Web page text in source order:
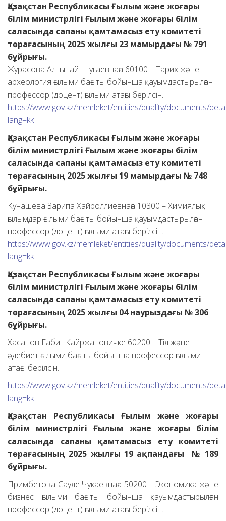
Қазақстан Республикасы Ғылым және жоғары
білім министрлігі Ғылым және жоғары білім
саласында сапаны қамтамасыз ету комитеті
төрағасының 2025 жылғы 23 мамырдағы № 791
бұйрығы.
Журасова Алтынай Шугаевнаға 60100 – Тарих және
археология ғылыми бағыты бойынша қауымдастырылған
профессор (доцент) ғылыми атағы берілсін.
https://www.gov.kz/memleket/entities/quality/documents/
lang=kk
Қазақстан Республикасы Ғылым және жоғары
білім министрлігі Ғылым және жоғары білім
саласында сапаны қамтамасыз ету комитеті
төрағасының 2025 жылғы 19 мамырдағы № 748
бұйрығы.
Кунашева Зарипа Хайроллиевнаға 10300 – Химиялық
ғылымдар ғылыми бағыты бойынша қауымдастырылған
профессор (доцент) ғылыми атағы берілсін.
https://www.gov.kz/memleket/entities/quality/documents/
lang=kk
Қазақстан Республикасы Ғылым және жоғары
білім министрлігі Ғылым және жоғары білім
саласында сапаны қамтамасыз ету комитеті
төрағасының 2025 жылғы 04 наурыздағы № 306
бұйрығы.
Хасанов Габит Кайржановичке 60200 – Тіл және
әдебиет ғылыми бағыты бойынша профессор ғылыми
атағы берілсін.
https://www.gov.kz/memleket/entities/quality/documents/
lang=kk
Қазақстан Республикасы Ғылым және жоғары
білім министрлігі Ғылым және жоғары білім
саласында сапаны қамтамасыз ету комитеті
төрағасының 2025 жылғы 19 ақпандағы № 189
бұйрығы.
Примбетова Сауле Чукаевнаға 50200 – Экономика және
бизнес ғылыми бағыты бойынша қауымдастырылған
профессор (доцент) ғылыми атағы берілсін.